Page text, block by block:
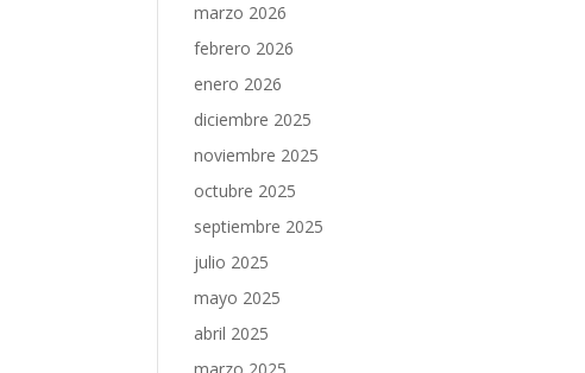
marzo 2026
febrero 2026
enero 2026
diciembre 2025
noviembre 2025
octubre 2025
septiembre 2025
julio 2025
mayo 2025
abril 2025